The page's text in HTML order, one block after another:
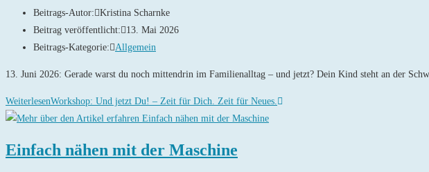
Beitrags-Autor: Kristina Scharnke
Beitrag veröffentlicht:
13. Mai 2026
Beitrags-Kategorie: Allgemein
13. Juni 2026: Gerade warst du noch mittendrin im Familienalltag – und jetzt? Dein Kind steht an der
WeiterlesenWorkshop: Und jetzt Du! – Zeit für Dich. Zeit für Neues.
Einfach nähen mit der Maschine